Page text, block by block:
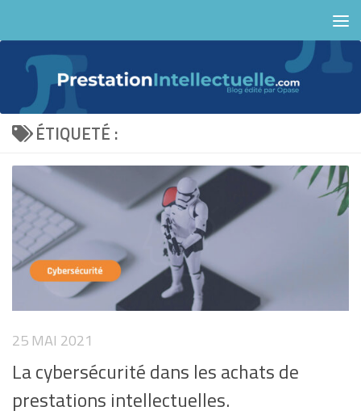
ÉTIQUETÉ :
25 MAI 2021
La cybersécurité dans les achats de
prestations intellectuelles.